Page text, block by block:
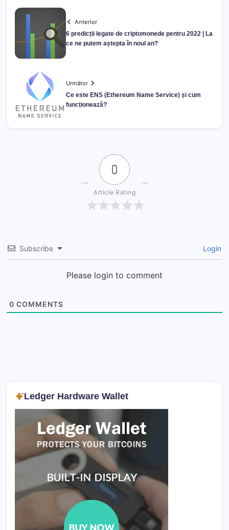
Anterior
6 predicții legate de criptomonede pentru 2022 | La
ce ne putem aștepta în noul an?
Următor
Ce este ENS (Ethereum Name Service) și cum
funcționează?
0
Article Rating
Subscribe Login
Please login to comment
0 COMMENTS
Ledger Hardware Wallet